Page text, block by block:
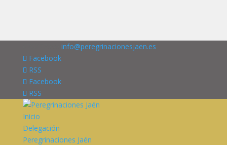
info@peregrinacionesjaen.es
Facebook
RSS
Facebook
RSS
Inicio
Delegación
Peregrinaciones Jaén